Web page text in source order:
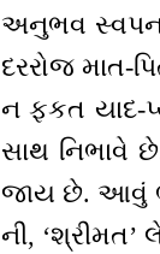
અનુભવ સ્વપન
દરરોજ માત-
ન ફકત યાદ-
સાથ નિભાવે
જાય છે. આવું
ની, ‘શ્રીમત’